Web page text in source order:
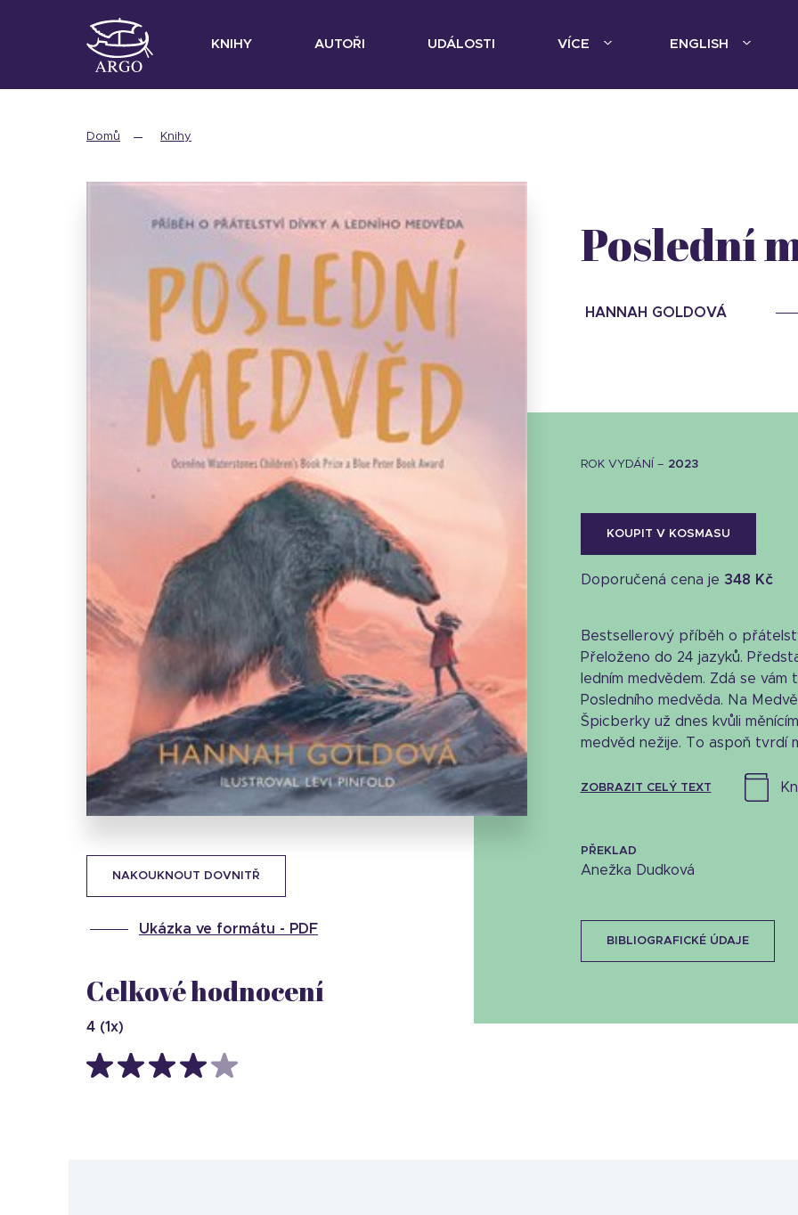
KNIHY AUTOŘI UDÁLOSTI VÍCE ENGLISH
Domů Knihy
Stáhnout obálku
NAKOUKNOUT DOVNITŘ
Ukázka ve formátu - PDF
Poslední
HANNAH GOLDOVÁ
ROK VYDÁNÍ – 2023
KOUPIT V KOSMASU
Doporučená cena je 348 Kč
Bestsellerový příběh o
Přeloženo do 24 jazyků.
ledním medvědem. Zdá se
Posledního medvěda. Na
Špicberky už dnes kvůli
medvěd nežije. To aspoň tvrdí
ZOBRAZIT CELÝ TEXT
PŘEKLAD
Anežka Dudková
BIBLIOGRAFICKÉ ÚDAJE
Celkové hodnocení
4 (1x)